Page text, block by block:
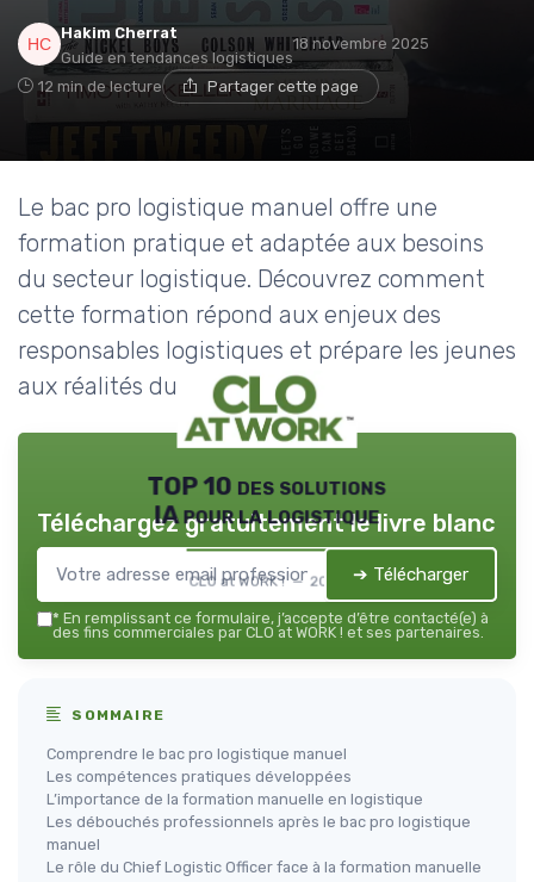
Hakim Cherrat
Guide en tendances logistiques
18 novembre 2025
12 min de lecture Partager cette page
Le bac pro logistique manuel offre une
formation pratique et adaptée aux besoins
du secteur logistique. Découvrez comment
cette formation répond aux enjeux des
responsables logistiques et prépare les jeunes
aux réalités du terrain.
TOP 10 des solutions
IA pour la logistique
CLO at WORK ! — 2026
Téléchargez gratuitement le livre blanc
➔ Télécharger
* En remplissant ce formulaire, j’accepte d’être contacté(e) à
des fins commerciales par CLO at WORK ! et ses partenaires.
SOMMAIRE
Comprendre le bac pro logistique manuel
Les compétences pratiques développées
L’importance de la formation manuelle en logistique
Les débouchés professionnels après le bac pro logistique
manuel
Le rôle du Chief Logistic Officer face à la formation manuelle